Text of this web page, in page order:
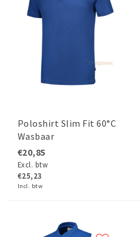
Poloshirt Slim Fit 60°C
Wasbaar
€20,85
Excl. btw
€25,23
Incl. btw